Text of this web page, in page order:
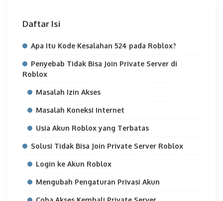
Daftar Isi
Apa Itu Kode Kesalahan 524 pada Roblox?
Penyebab Tidak Bisa Join Private Server di
Roblox
Masalah Izin Akses
Masalah Koneksi Internet
Usia Akun Roblox yang Terbatas
Solusi Tidak Bisa Join Private Server Roblox
Login ke Akun Roblox
Mengubah Pengaturan Privasi Akun